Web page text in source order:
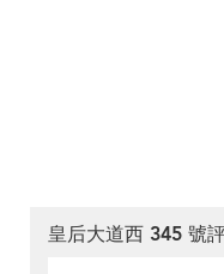
皇后大道西 345 號